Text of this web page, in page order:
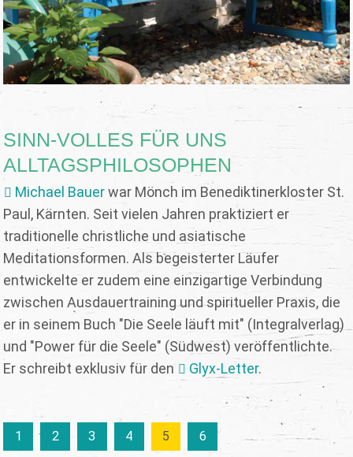
SINN-VOLLES FÜR UNS
ALLTAGSPHILOSOPHEN
Michael Bauerwar Mönch im Benediktinerkloster St.
Paul, Kärnten. Seit vielen Jahren praktiziert er
traditionelle christliche und asiatische
Meditationsformen. Als begeisterter Läufer
entwickelte er zudem eine einzigartige Verbindung
zwischen Ausdauertraining und spiritueller Praxis, die
er in seinem Buch "Die Seele läuft mit" (Integralverlag)
und "Power für die Seele" (Südwest) veröffentlichte.
Er schreibt exklusiv für den
Glyx-Letter.
1 2 3 4 5 6